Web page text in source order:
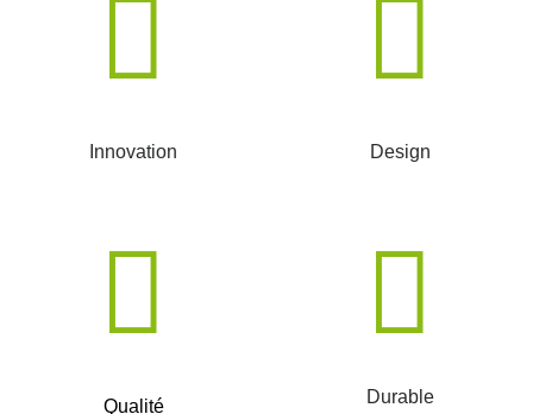
Innovation Design
Qualité Durable